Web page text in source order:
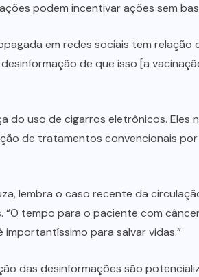
podem incentivar ações sem
em redes sociais tem
de que isso [a
do uso de cigarros eletrônicos. Eles
de tratamentos convencionais
lembra o caso recente da
tempo para o paciente com
para salvar vidas.”
das desinformações são